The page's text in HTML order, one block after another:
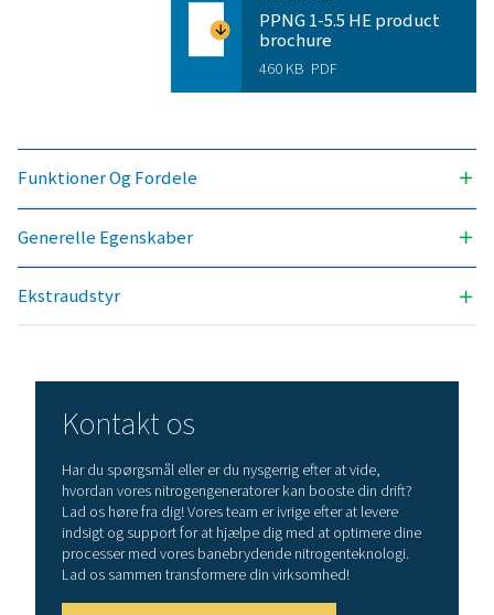
udfordringer. I alle henseender viser det sig, at
af nitrogen på stedet er den mest effektive løsning.
vores eksperter for at få mere at vide om, hvordan
overgang kan gavne din drift.
Kontakt vores nitrogeneksperter
Generelle
OPNÅELIG NITROGENRENHED (%)
99,999
INDGANGSTRYKOMRÅDE (BARG)